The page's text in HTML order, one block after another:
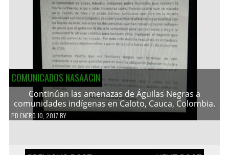
COMUNICADOS NASAACIN
Continúan las amenazas de Águilas Negras a
comunidades indígenas en Caloto, Cauca, Colombia.
PD ENERO 10, 2017 BY